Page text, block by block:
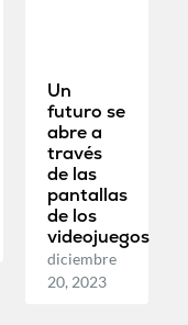
Un
futuro se
abre a
través
de las
pantallas
de los
videojuegos
diciembre
20, 2023